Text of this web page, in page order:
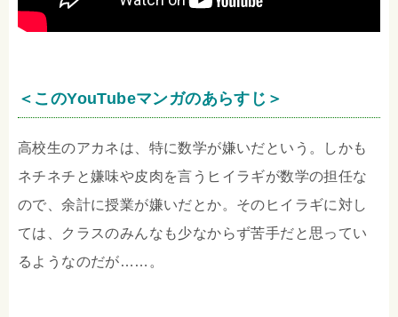
＜このYouTubeマンガのあらすじ＞
高校生のアカネは、特に数学が嫌いだという。しかも
ネチネチと嫌味や皮肉を言うヒイラギが数学の担任な
ので、余計に授業が嫌いだとか。そのヒイラギに対し
ては、クラスのみんなも少なからず苦手だと思ってい
るようなのだが……。